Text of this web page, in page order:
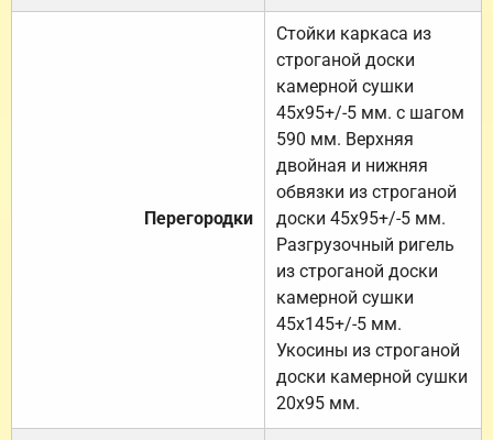
Перегородки
Стойки каркаса из
строганой доски
камерной сушки
45х95+/-5 мм. с шагом
590 мм. Верхняя
двойная и нижняя
обвязки из строганой
доски 45х95+/-5 мм.
Разгрузочный ригель
из строганой доски
камерной сушки
45х145+/-5 мм.
Укосины из строганой
доски камерной сушки
20х95 мм.